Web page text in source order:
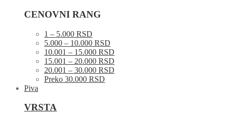
CENOVNI RANG
1 – 5.000 RSD
5.000 – 10.000 RSD
10.001 – 15.000 RSD
15.001 – 20.000 RSD
20.001 – 30.000 RSD
Preko 30.000 RSD
Piva
VRSTA